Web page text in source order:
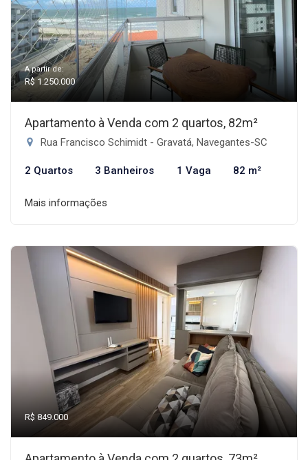
A partir de:
R$ 1.250.000
Apartamento à Venda com 2 quartos, 82m²
Rua Francisco Schimidt - Gravatá, Navegantes-SC
2 Quartos 3 Banheiros 1 Vaga 82 m²
Mais informações
R$ 849.000